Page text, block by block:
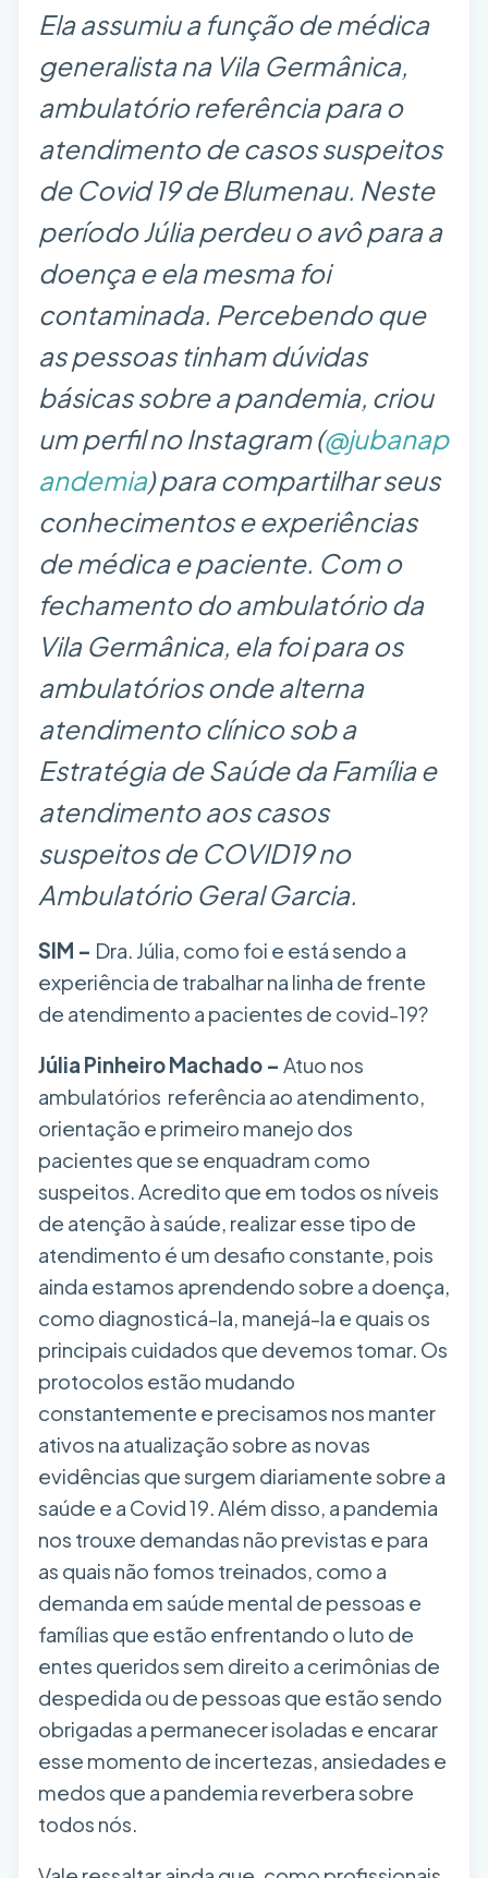
Ela assumiu a função de médica
generalista na Vila Germânica,
ambulatório referência para o
atendimento de casos suspeitos
de Covid 19 de Blumenau. Neste
período Júlia perdeu o avô para a
doença e ela mesma foi
contaminada. Percebendo que
as pessoas tinham dúvidas
básicas sobre a pandemia, criou
um perfil no Instagram (@jubanap
andemia) para compartilhar seus
conhecimentos e experiências
de médica e paciente. Com o
fechamento do ambulatório da
Vila Germânica, ela foi para os
ambulatórios onde alterna
atendimento clínico sob a
Estratégia de Saúde da Família e
atendimento aos casos
suspeitos de COVID19 no
Ambulatório Geral Garcia.
SIM – Dra. Júlia, como foi e está sendo a
experiência de trabalhar na linha de frente
de atendimento a pacientes de covid-19?
Júlia Pinheiro Machado – Atuo nos
ambulatórios referência ao atendimento,
orientação e primeiro manejo dos
pacientes que se enquadram como
suspeitos. Acredito que em todos os níveis
de atenção à saúde, realizar esse tipo de
atendimento é um desafio constante, pois
ainda estamos aprendendo sobre a doença,
como diagnosticá-la, manejá-la e quais os
principais cuidados que devemos tomar. Os
protocolos estão mudando
constantemente e precisamos nos manter
ativos na atualização sobre as novas
evidências que surgem diariamente sobre a
saúde e a Covid 19. Além disso, a pandemia
nos trouxe demandas não previstas e para
as quais não fomos treinados, como a
demanda em saúde mental de pessoas e
famílias que estão enfrentando o luto de
entes queridos sem direito a cerimônias de
despedida ou de pessoas que estão sendo
obrigadas a permanecer isoladas e encarar
esse momento de incertezas, ansiedades e
medos que a pandemia reverbera sobre
todos nós.